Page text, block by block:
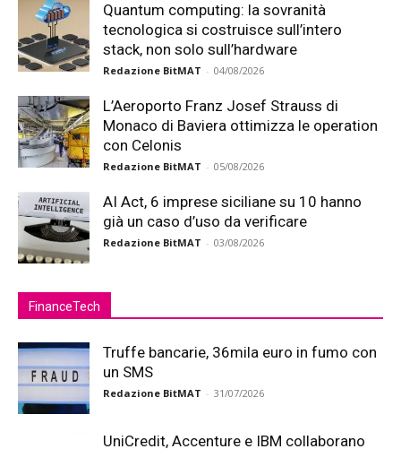
Quantum computing: la sovranità
tecnologica si costruisce sull’intero
stack, non solo sull’hardware
Redazione BitMAT - 04/08/2026
L’Aeroporto Franz Josef Strauss di
Monaco di Baviera ottimizza le operation
con Celonis
Redazione BitMAT - 05/08/2026
AI Act, 6 imprese siciliane su 10 hanno
già un caso d’uso da verificare
Redazione BitMAT - 03/08/2026
FinanceTech
Truffe bancarie, 36mila euro in fumo con
un SMS
Redazione BitMAT - 31/07/2026
UniCredit, Accenture e IBM collaborano